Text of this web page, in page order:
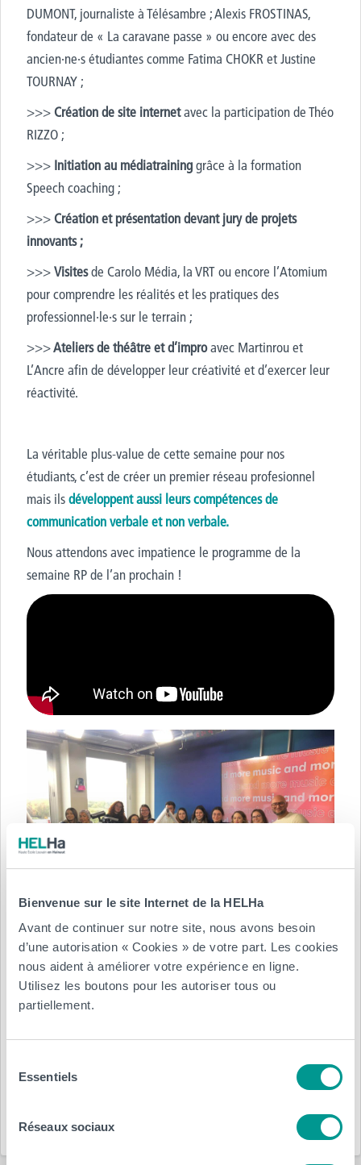
Bienvenue sur le site Internet de la HELHa
Avant de continuer sur notre site, nous avons besoin
d’une autorisation « Cookies » de votre part. Les cookies
nous aident à améliorer votre expérience en ligne.
Utilisez les boutons pour les autoriser tous ou
partiellement.
Essentiels
Réseaux sociaux
DUMONT, journaliste à Télésambre ; Alexis FROSTINAS,
fondateur de « La caravane passe » ou encore avec des
ancien·ne·s étudiantes comme Fatima CHOKR et Justine
TOURNAY ;
>>>Création de site internetavec la participation de Théo
RIZZO ;
>>> Initiation au médiatraininggrâce à la formation
Speech coaching ;
>>>Création et présentation devant jury de projets
innovants ;
>>>Visitesde Carolo Média, la VRT ou encore l’Atomium
pour comprendre les réalités et les pratiques des
professionnel·le·s sur le terrain ;
>>>Ateliers de théâtre et d’improavec Martinrou et
L’Ancre afin de développer leur créativité et d’exercer leur
réactivité.
La véritable plus-value de cette semaine pour nos
étudiants, c’est de créer un premier réseau profesionnel
mais ilsdéveloppent aussi leurs compétences de
communication verbale et non verbale.
Nous attendons avec impatience le programme de la
semaine RP de l’an prochain !
Posté le :